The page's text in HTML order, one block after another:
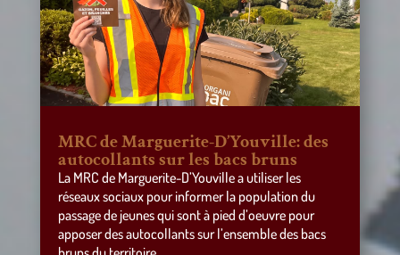
MRC de Marguerite-D’Youville: des
autocollants sur les bacs bruns
La MRC de Marguerite-D’Youville a utiliser les
réseaux sociaux pour informer la population du
passage de jeunes qui sont à pied d’oeuvre pour
apposer des autocollants sur l’ensemble des bacs